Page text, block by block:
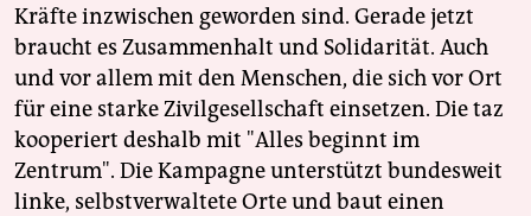
Kräfte inzwischen geworden sind. Gerade jetzt
braucht es Zusammenhalt und Solidarität. Auch
und vor allem mit den Menschen, die sich vor Ort
für eine starke Zivilgesellschaft einsetzen. Die taz
kooperiert deshalb mit "Alles beginnt im
Zentrum". Die Kampagne unterstützt bundesweit
linke, selbstverwaltete Orte und baut einen